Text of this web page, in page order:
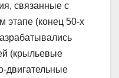
связанные с
этапе (конец 50-х
(крыльевые
двигательные